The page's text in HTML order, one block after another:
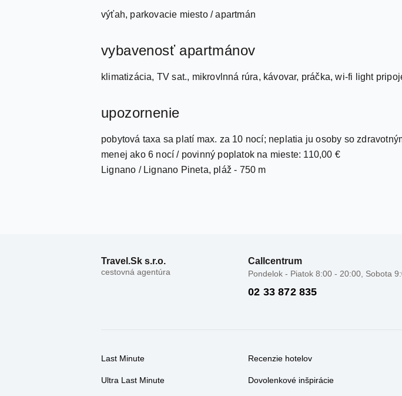
vybavenosť apartmánov
upozornenie
menej ako 6 nocí / povinný poplatok na mieste: 110,00 €
First Moment
Exotika
Darčekové poukážky
Cestovné kancelárie